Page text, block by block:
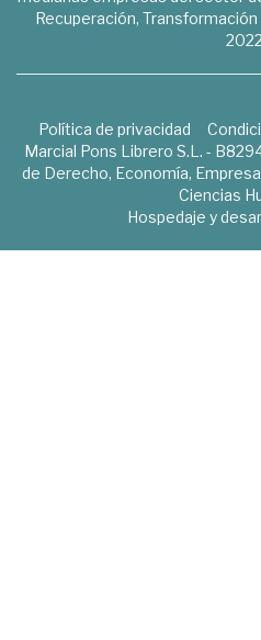
Recuperación,
Política de privacidad
Marcial Pons Librero S.L. -
de Derecho, Economía,
Ciencias
Hospedaje y